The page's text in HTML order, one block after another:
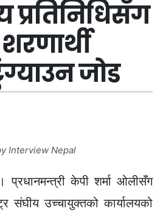
प्रतिनिधिसँग
जोड
Interview Nepal
केपी शर्मा ओलीसँग
संघीय उच्चायुक्तको कार्यालयको